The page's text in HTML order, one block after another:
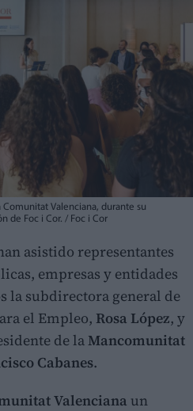
Comunitat Valenciana, durante su
de Foc i Cor. / Foc i Cor
asistido representantes
empresas y entidades
la subdirectora general de
el Empleo, Rosa López, y
de laMancomunitat
Cabanes.
Valenciana un